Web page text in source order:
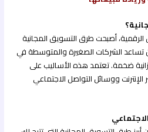
أصبحت طرق التسويق المجانية
تساعد الشركات الصغيرة والمتوسطة في
ضخمة. تعتمد هذه الأساليب على
ووسائل التواصل الاجتماعي